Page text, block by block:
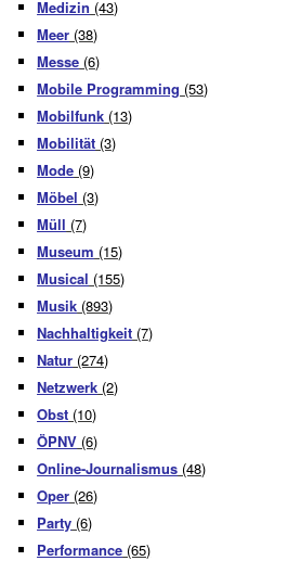
Medizin (43)
Meer (38)
Messe (6)
Mobile Programming (53)
Mobilfunk (13)
Mobilität (3)
Mode (9)
Möbel (3)
Müll (7)
Museum (15)
Musical (155)
Musik (893)
Nachhaltigkeit (7)
Natur (274)
Netzwerk (2)
Obst (10)
ÖPNV (6)
Online-Journalismus (48)
Oper (26)
Party (6)
Performance (65)